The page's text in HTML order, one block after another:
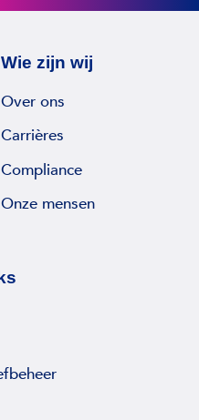
Wie zijn wij
Over ons
Carrières
Compliance
Onze mensen